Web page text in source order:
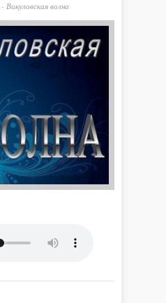
- Викуловская волна